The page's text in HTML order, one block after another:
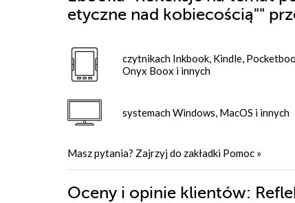
etyczne nad kobiecością""
czytnikach Inkbook, Kindle,
Onyx Boox i innych
systemach Windows, MacOS i innych
Masz pytania? Zajrzyj do zakładki Pomoc »
Oceny i opinie klientów: